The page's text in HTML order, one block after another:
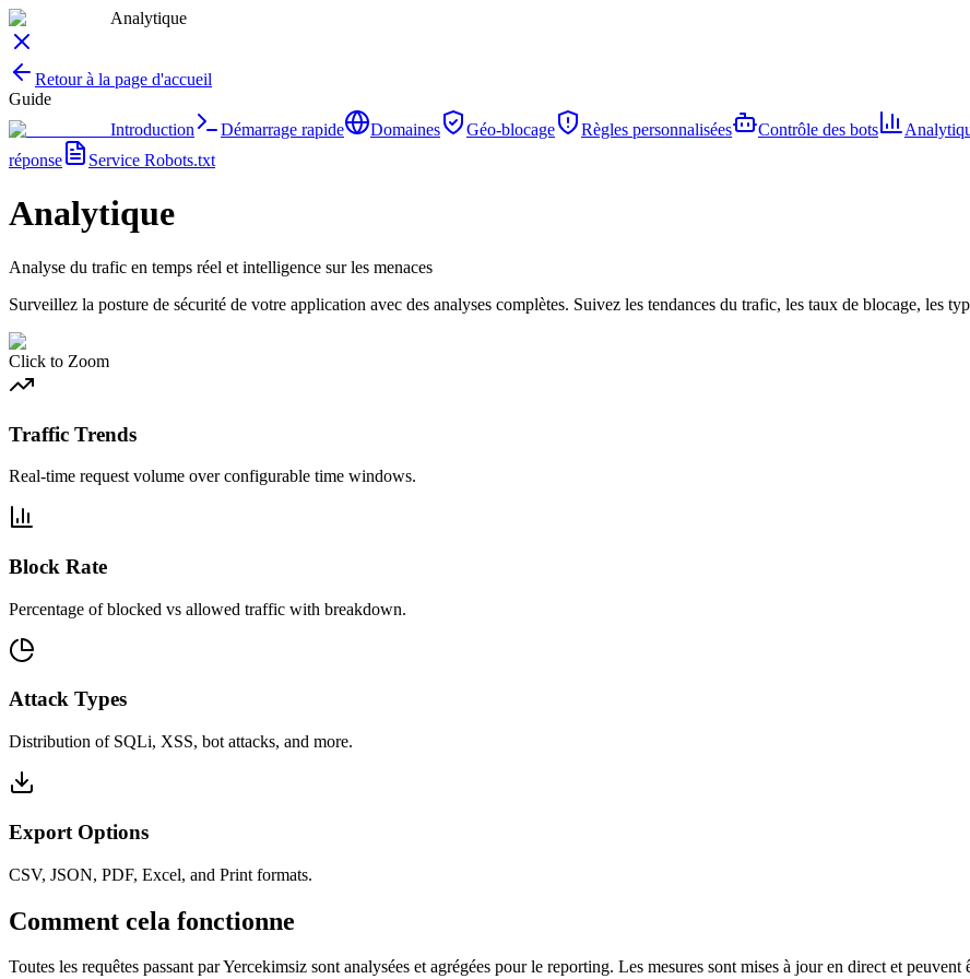
Analytique
Retour à la page d'accueil
Guide
Introduction
Démarrage rapide Domaines Géo-blocage Règles personnalisées Contrôle des bots
réponse
Service Robots.txt
Analytique
Analyse du trafic en temps réel et intelligence sur les menaces
Surveillez la posture de sécurité de votre application avec des analyses complètes. Suivez les tendances du trafic, les taux de blocage, les
Click to Zoom
Traffic Trends
Real-time request volume over configurable time windows.
Block Rate
Percentage of blocked vs allowed traffic with breakdown.
Attack Types
Distribution of SQLi, XSS, bot attacks, and more.
Export Options
CSV, JSON, PDF, Excel, and Print formats.
Comment cela fonctionne
Toutes les requêtes passant par Yercekimsiz sont analysées et agrégées pour le reporting. Les mesures sont mises à jour en direct et